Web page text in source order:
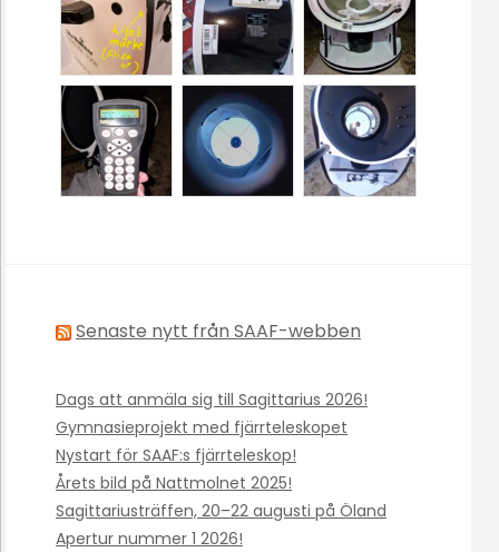
Senaste nytt från SAAF-webben
Dags att anmäla sig till Sagittarius 2026!
Gymnasieprojekt med fjärrteleskopet
Nystart för SAAF:s fjärrteleskop!
Årets bild på Nattmolnet 2025!
Sagittariusträffen, 20–22 augusti på Öland
Apertur nummer 1 2026!